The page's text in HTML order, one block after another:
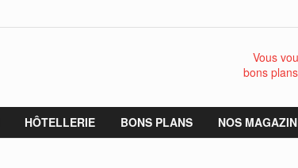
Vous
bons
HÔTELLERIE BONS PLANS NOS